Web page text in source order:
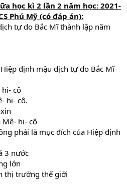
học kì 2 lần 2 năm học: 2021-
Phú Mỹ (có đáp án):
tự do Bắc Mĩ thành lập năm
định mậu dịch tự do Bắc Mĩ
hi- cô
hi- cô.
Mê- hi- cô
phải là mục đích của Hiệp định
3 nước
lớn
thị trường thế giới